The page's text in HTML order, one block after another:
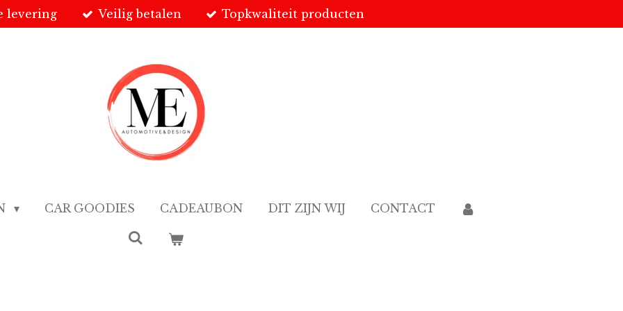
levering Veilig betalen Topkwaliteit producten
CAR GOODIES CADEAUBON DIT ZIJN WIJ CONTACT